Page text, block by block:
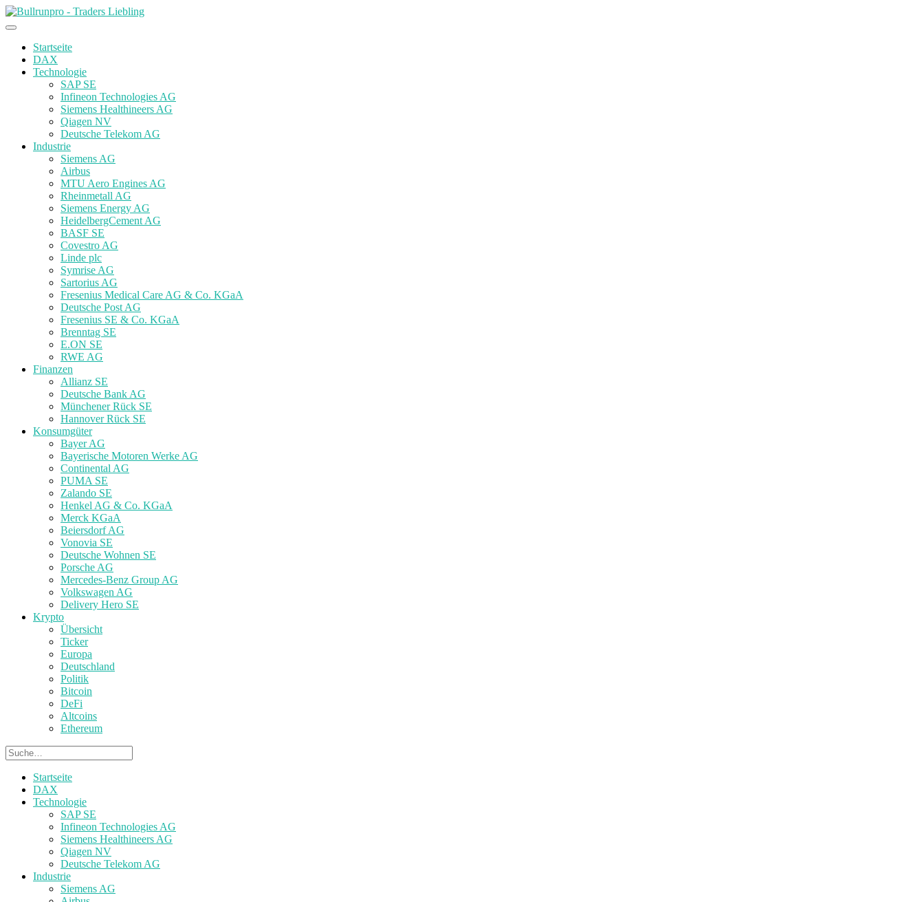
Startseite
DAX
Technologie
SAP SE
Infineon Technologies AG
Siemens Healthineers AG
Qiagen NV
Deutsche Telekom AG
Industrie
Siemens AG
Airbus
MTU Aero Engines AG
Rheinmetall AG
Siemens Energy AG
HeidelbergCement AG
BASF SE
Covestro AG
Linde plc
Symrise AG
Sartorius AG
Fresenius Medical Care AG & Co. KGaA
Deutsche Post AG
Fresenius SE & Co. KGaA
Brenntag SE
E.ON SE
RWE AG
Finanzen
Allianz SE
Deutsche Bank AG
Münchener Rück SE
Hannover Rück SE
Konsumgüter
Bayer AG
Bayerische Motoren Werke AG
Continental AG
PUMA SE
Zalando SE
Henkel AG & Co. KGaA
Merck KGaA
Beiersdorf AG
Vonovia SE
Deutsche Wohnen SE
Porsche AG
Mercedes-Benz Group AG
Volkswagen AG
Delivery Hero SE
Krypto
Übersicht
Ticker
Europa
Deutschland
Politik
Bitcoin
DeFi
Altcoins
Ethereum
Startseite
DAX
Technologie
SAP SE
Infineon Technologies AG
Siemens Healthineers AG
Qiagen NV
Deutsche Telekom AG
Industrie
Siemens AG